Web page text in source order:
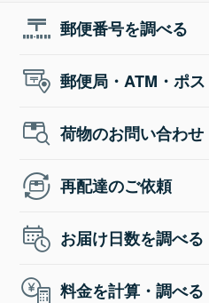
郵便番号を調べる
郵便局・ATM・ポ
荷物のお問い合わせ
再配達のご依頼
お届け日数を調べる
料金を計算・調べる